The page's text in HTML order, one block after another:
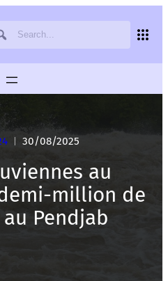
30/08/2025
au
million de
Pendjab